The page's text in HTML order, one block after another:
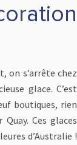
on s’arrête chez
glace. C’est
boutiques, rien
Quay. Ces glaces
d’Australie !